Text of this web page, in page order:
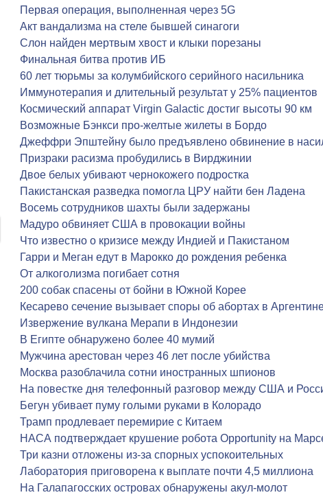
Первая операция, выполненная через 5G
Акт вандализма на стеле бывшей синагоги
Слон найден мертвым хвост и клыки порезаны
Финальная битва против ИБ
60 лет тюрьмы за колумбийского серийного насильника
Иммунотерапия и длительный результат у 25% пациентов
Космический аппарат Virgin Galactic достиг высоты 90 км
Возможные Бэнкси про-желтые жилеты в Бордо
Джеффри Эпштейну было предъявлено обвинение в
Призраки расизма пробудились в Вирджинии
Двое белых убивают чернокожего подростка
Пакистанская разведка помогла ЦРУ найти бен Ладена
Восемь сотрудников шахты были задержаны
Мадуро обвиняет США в провокации войны
Что известно о кризисе между Индией и Пакистаном
Гарри и Меган едут в Марокко до рождения ребенка
От алкоголизма погибает сотня
200 собак спасены от бойни в Южной Корее
Кесарево сечение вызывает споры об абортах в
Извержение вулкана Мерапи в Индонезии
В Египте обнаружено более 40 мумий
Мужчина арестован через 46 лет после убийства
Москва разоблачила сотни иностранных шпионов
На повестке дня телефонный разговор между США и
Бегун убивает пуму голыми руками в Колорадо
Трамп продлевает перемирие с Китаем
НАСА подтверждает крушение робота Opportunity на
Три казни отложены из-за спорных успокоительных
Лаборатория приговорена к выплате почти 4,5 миллиона
На Галапагосских островах обнаружены акул-молот